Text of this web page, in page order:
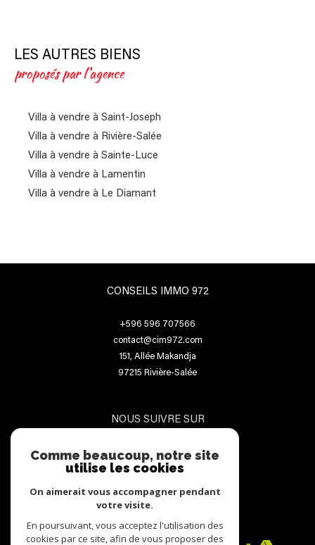
LES AUTRES BIENS
proposés par l'agence
Villa à vendre à Saint-Joseph
Villa à vendre à Rivière-Salée
Villa à vendre à Sainte-Luce
Villa à vendre à Lamentin
Villa à vendre à Le Diamant
CONSEILS IMMO 972
+596 596 707566
contact@cim972.com
151, Allée Makandja
97215
Rivière-Salée
NOUS SUIVRE SUR
ADHÉRENTS
Comme beaucoup, notre site
utilise les cookies
On aimerait vous accompagner pendant
votre visite.
En poursuivant, vous acceptez l'utilisation des
cookies par ce site, afin de vous proposer des